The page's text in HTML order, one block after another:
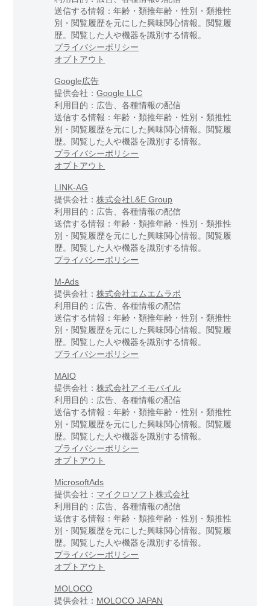
送信する情報：年齢・類推年齢・性別・類推性
別・閲覧履歴を元にした興味関心情報。閲覧履
歴。閲覧した人や機器を識別する情報。
プライバシーポリシー
オプトアウト
Google広告
提供会社：Google LLC
利用目的：広告、各種情報の配信
送信する情報：年齢・類推年齢・性別・類推性
別・閲覧履歴を元にした興味関心情報。閲覧履
歴。閲覧した人や機器を識別する情報。
プライバシーポリシー
オプトアウト
LINK-AG
提供会社：株式会社L&E Group
利用目的：広告、各種情報の配信
送信する情報：年齢・類推年齢・性別・類推性
別・閲覧履歴を元にした興味関心情報。閲覧履
歴。閲覧した人や機器を識別する情報。
プライバシーポリシー
M-Ads
提供会社：株式会社エムエムラボ
利用目的：広告、各種情報の配信
送信する情報：年齢・類推年齢・性別・類推性
別・閲覧履歴を元にした興味関心情報。閲覧履
歴。閲覧した人や機器を識別する情報。
プライバシーポリシー
MAIO
提供会社：株式会社アイモバイル
利用目的：広告、各種情報の配信
送信する情報：年齢・類推年齢・性別・類推性
別・閲覧履歴を元にした興味関心情報。閲覧履
歴。閲覧した人や機器を識別する情報。
プライバシーポリシー
オプトアウト
MicrosoftAds
提供会社： マイクロソフト株式会社
利用目的：広告、各種情報の配信
送信する情報：年齢・類推年齢・性別・類推性
別・閲覧履歴を元にした興味関心情報。閲覧履
歴。閲覧した人や機器を識別する情報。
プライバシーポリシー
オプトアウト
MOLOCO
提供会社： MOLOCO JAPAN